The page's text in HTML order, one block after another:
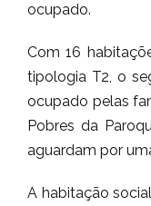
ocupado.
Com 16
tipologia T2, o
ocupado pelas
Pobres da
aguardam por
A habitação